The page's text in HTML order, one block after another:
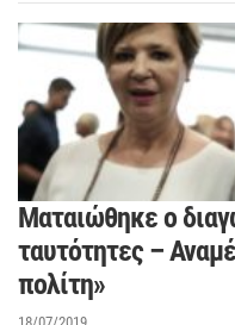
Ματαιώθηκε ο
ταυτότητες –
πολίτη»